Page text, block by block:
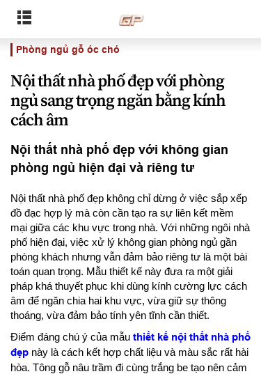
Phòng ngủ gỗ óc chó
Nội thất nhà phố đẹp với phòng
ngủ sang trọng ngăn bằng kính
cách âm
Nội thất nhà phố đẹp với không gian
phòng ngủ hiện đại và riêng tư
Nội thất nhà phố đẹp không chỉ dừng ở việc sắp xếp
đồ đạc hợp lý mà còn cần tạo ra sự liên kết mềm
mại giữa các khu vực trong nhà. Với những ngôi nhà
phố hiện đại, việc xử lý không gian phòng ngủ gần
phòng khách nhưng vẫn đảm bảo riêng tư là một bài
toán quan trọng. Mẫu thiết kế này đưa ra một giải
pháp khá thuyết phục khi dùng kính cường lực cách
âm để ngăn chia hai khu vực, vừa giữ sự thông
thoáng, vừa đảm bảo tính yên tĩnh cần thiết.
Điểm đáng chú ý của mẫu thiết kế nội thất nhà phố
đẹp này là cách kết hợp chất liệu và màu sắc rất hài
hòa. Tông gỗ nâu trầm đi cùng trắng be tạo nên cảm